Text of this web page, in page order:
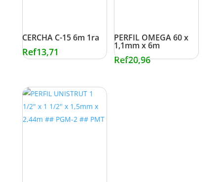
CERCHA C-15 6m 1ra
Ref13,71
PERFIL OMEGA 60 x
1,1mm x 6m
Ref20,96